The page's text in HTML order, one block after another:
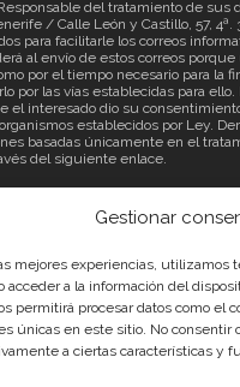
Gestionar
mejores experiencias, utilizamos
acceder a la información del
permitirá procesar datos como el
únicas en este sitio. No
a ciertas características y
del tratamiento de sus
/ Calle León y Castillo, 57,
para facilitarle los correos
al envío de estos correos
por el tiempo necesario para la
por las vías establecidas para ello.
el interesado dio su
establecidos por Ley.
basadas únicamente en el
del siguiente enlace.